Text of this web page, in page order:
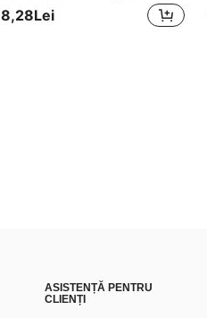
ASISTENȚĂ PENTRU
CLIENȚI